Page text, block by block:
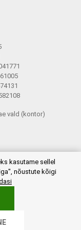
vald (kontor)
kasutame sellel
nõustute kõigi